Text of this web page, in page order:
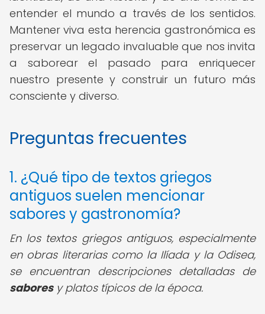
entender el mundo a través de los sentidos.
Mantener viva esta herencia gastronómica es
preservar un legado invaluable que nos invita
a saborear el pasado para enriquecer
nuestro presente y construir un futuro más
consciente y diverso.
Preguntas frecuentes
1. ¿Qué tipo de textos griegos
antiguos suelen mencionar
sabores y gastronomía?
En los textos griegos antiguos, especialmente
en obras literarias como la Ilíada y la Odisea,
se encuentran descripciones detalladas de
saboresy platos típicos de la época.